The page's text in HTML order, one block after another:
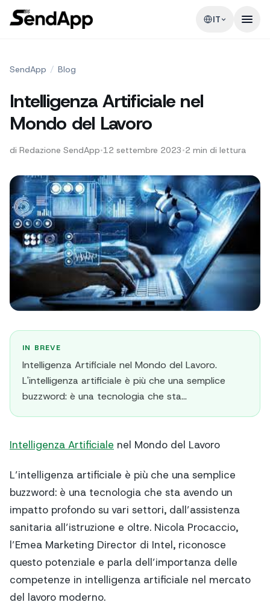
IT
SendApp / Blog
Intelligenza Artificiale nel
Mondo del Lavoro
di Redazione SendApp•12 settembre 2023•2 min di lettura
IN BREVE
Intelligenza Artificiale nel Mondo del Lavoro.
L'intelligenza artificiale è più che una semplice
buzzword: è una tecnologia che sta...
Intelligenza Artificiale nel Mondo del Lavoro
L’intelligenza artificiale è più che una semplice
buzzword: è una tecnologia che sta avendo un
impatto profondo su vari settori, dall’assistenza
sanitaria all’istruzione e oltre. Nicola Procaccio,
l’Emea Marketing Director di Intel, riconosce
questo potenziale e parla dell’importanza delle
competenze in intelligenza artificiale nel mercato
del lavoro moderno.